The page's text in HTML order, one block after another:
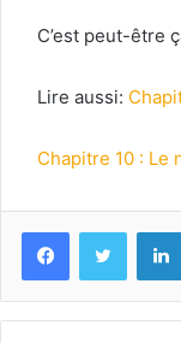
C’est peut-être
Lire aussi:
Chapitre 10 : Le
FacebookTwitter